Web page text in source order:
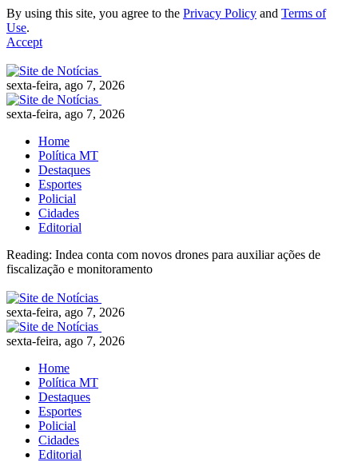
By using this site, you agree to the Privacy Policy and Terms of
Use.
Accept
sexta-feira, ago 7, 2026
sexta-feira, ago 7, 2026
Home
Política MT
Destaques
Esportes
Policial
Cidades
Editorial
Reading: Indea conta com novos drones para auxiliar ações de
fiscalização e monitoramento
sexta-feira, ago 7, 2026
sexta-feira, ago 7, 2026
Home
Política MT
Destaques
Esportes
Policial
Cidades
Editorial